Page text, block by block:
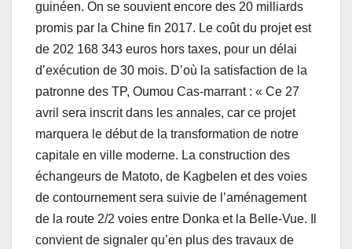
guinéen. On se souvient encore des 20 milliards
promis par la Chine fin 2017. Le coût du projet est
de 202 168 343 euros hors taxes, pour un délai
d’exécution de 30 mois. D’où la satisfaction de la
patronne des TP, Oumou Cas-marrant : « Ce 27
avril sera inscrit dans les annales, car ce projet
marquera le début de la transformation de notre
capitale en ville moderne. La construction des
échangeurs de Matoto, de Kagbelen et des voies
de contournement sera suivie de l’aménagement
de la route 2/2 voies entre Donka et la Belle-Vue. Il
convient de signaler qu’en plus des travaux de